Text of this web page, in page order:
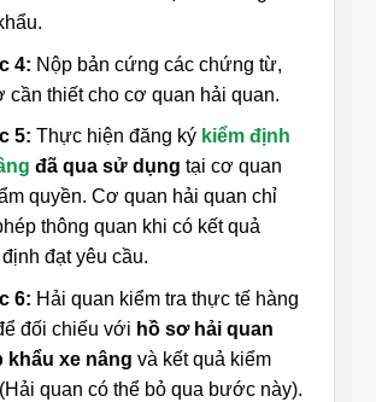
4: Nộp bản cứng các chứng từ,
cần thiết cho cơ quan hải quan.
5: Thực hiện đăng ký kiểm định
đã qua sử dụng tại cơ quan
quyền. Cơ quan hải quan chỉ
thông quan khi có kết quả
đạt yêu cầu.
6: Hải quan kiểm tra thực tế hàng
đối chiếu với hồ sơ hải quan
khẩu xe nâng và kết quả kiểm
quan có thể bỏ qua bước này).